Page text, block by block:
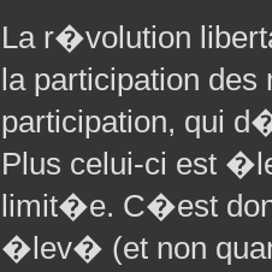
La r�volution
la participation
participation, qui
Plus celui-ci est
limit�e. C�est
�lev� (et non